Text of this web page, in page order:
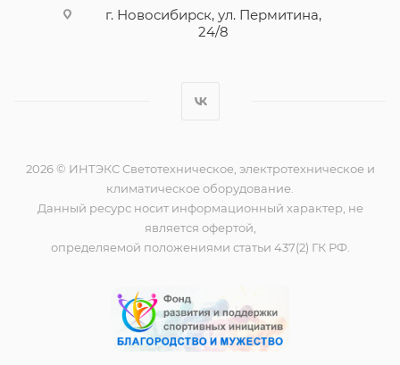
г. Новосибирск, ул. Пермитина,
24/8
2026 © ИНТЭКС Светотехническое, электротехническое и
климатическое оборудование.
Данный ресурс носит информационный характер, не
является офертой,
определяемой положениями статьи 437(2) ГК РФ.